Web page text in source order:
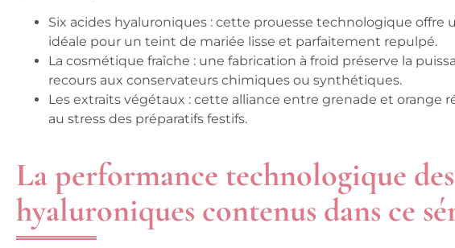
Six acides hyaluroniques : cette prouesse technologique offre
idéale pour un teint de mariée lisse et parfaitement repulpé.
La cosmétique fraîche : une fabrication à froid préserve la
recours aux conservateurs chimiques ou synthétiques.
Les extraits végétaux : cette alliance entre grenade et orange
au stress des préparatifs festifs.
La performance technologique
hyaluroniques contenus dans ce